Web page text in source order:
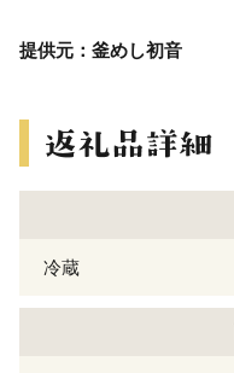
提供元：釜めし初音
冷蔵